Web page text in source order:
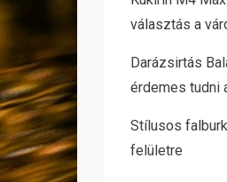
választás a
Darázsirtás
érdemes tudni
Stílusos
felületre